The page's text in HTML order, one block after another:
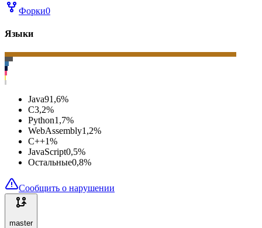
Форки0
Языки
Java91,6%
C3,2%
Python1,7%
WebAssembly1,2%
C++1%
JavaScript0,5%
Остальные0,8%
Сообщить о нарушении
master